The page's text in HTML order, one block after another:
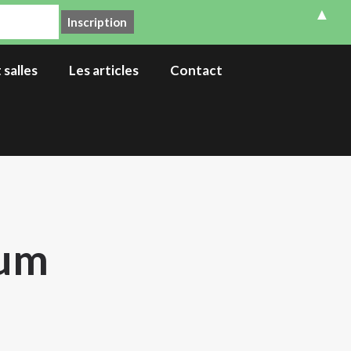
Les articles Contact
▲